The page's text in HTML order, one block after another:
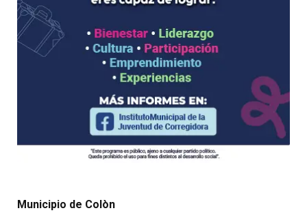
Municipio de Colòn